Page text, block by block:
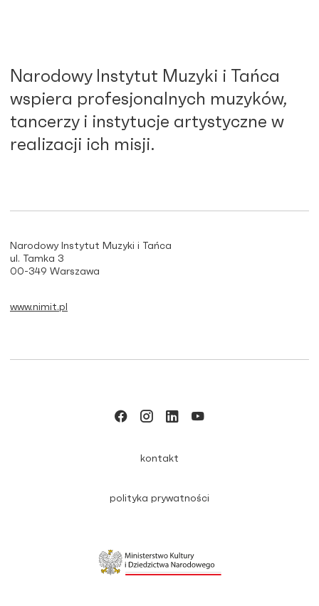
Narodowy Instytut Muzyki i Tańca
wspiera profesjonalnych muzyków,
tancerzy i instytucje artystyczne w
realizacji ich misji.
Narodowy Instytut Muzyki i Tańca
ul. Tamka 3
00-349 Warszawa
www.nimit.pl
kontakt
polityka prywatności